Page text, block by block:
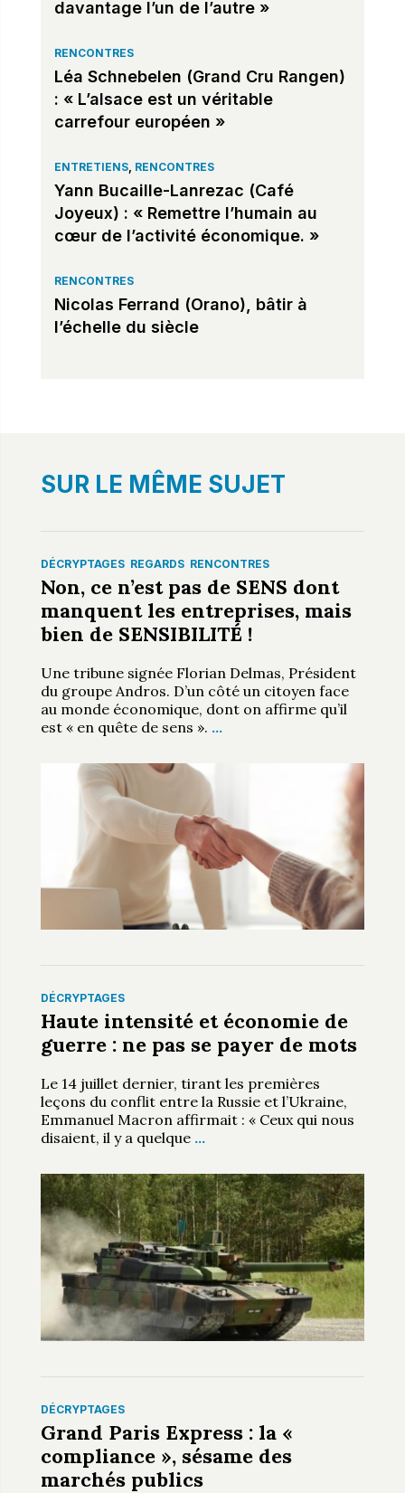
davantage l’un de l’autre »
RENCONTRES
Léa Schnebelen (Grand Cru Rangen)
: « L’alsace est un véritable
carrefour européen »
ENTRETIENS, RENCONTRES
Yann Bucaille-Lanrezac (Café
Joyeux) : « Remettre l’humain au
cœur de l’activité économique. »
RENCONTRES
Nicolas Ferrand (Orano), bâtir à
l’échelle du siècle
SUR LE MÊME SUJET
DÉCRYPTAGES REGARDS RENCONTRES
Non, ce n’est pas de SENS dont
manquent les entreprises, mais
bien de SENSIBILITÉ !
Une tribune signée Florian Delmas, Président
du groupe Andros. D’un côté un citoyen face
au monde économique, dont on affirme qu’il
est « en quête de sens ». …
DÉCRYPTAGES
Haute intensité et économie de
guerre : ne pas se payer de mots
Le 14 juillet dernier, tirant les premières
leçons du conflit entre la Russie et l’Ukraine,
Emmanuel Macron affirmait : « Ceux qui nous
disaient, il y a quelque …
DÉCRYPTAGES
Grand Paris Express : la «
compliance », sésame des
marchés publics